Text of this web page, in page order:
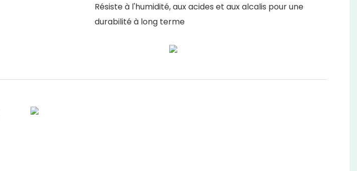
Résiste à l'humidité, aux acides et aux alcalis pour une
durabilité à long terme